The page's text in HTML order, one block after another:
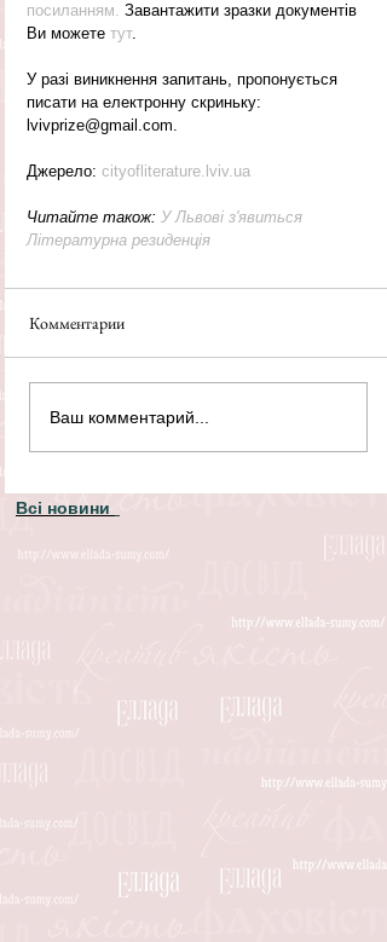
посиланням. Завантажити зразки документів
Ви можете тут.
У разі виникнення запитань, пропонується
писати на електронну скриньку:
lvivprize@gmail.com.
Джерело: cityofliterature.lviv.ua
Читайте також: У Львові з'явиться
Літературна резиденція
Комментарии
Ваш комментарий...
Всі новини